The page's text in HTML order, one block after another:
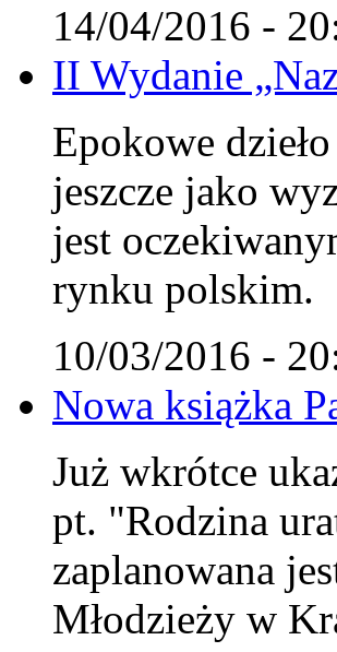
14/04/2016 -
II Wydanie
Epokowe
jeszcze jako
jest
rynku polskim.
10/03/2016 -
Nowa książka
Już wkrótce
pt. "Rodzina
zaplanowana
Młodzieży w